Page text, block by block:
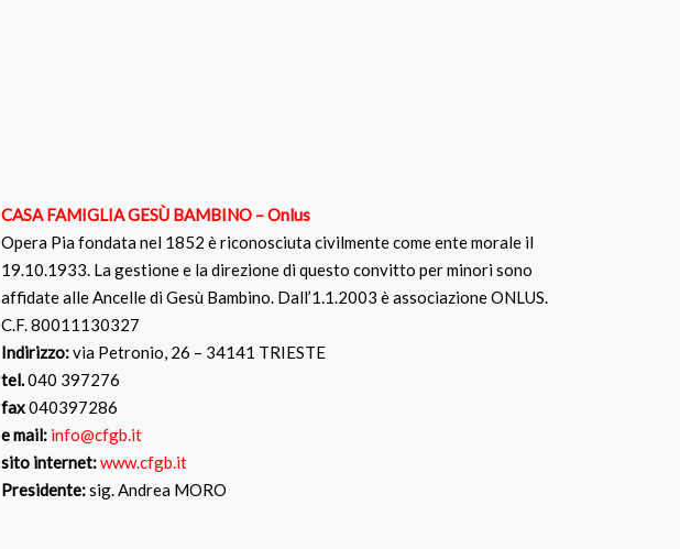
CASA FAMIGLIA GESÙ BAMBINO – Onlus
Opera Pia fondata nel 1852 è riconosciuta civilmente come ente morale il
19.10.1933. La gestione e la direzione di questo convitto per minori sono
affidate alle Ancelle di Gesù Bambino. Dall’1.1.2003 è associazione ONLUS.
C.F. 80011130327
Indirizzo:via Petronio, 26 – 34141 TRIESTE
tel.040 397276
fax040397286
e mail: info@cfgb.it
sito internet:www.cfgb.it
Presidente:sig. Andrea MORO